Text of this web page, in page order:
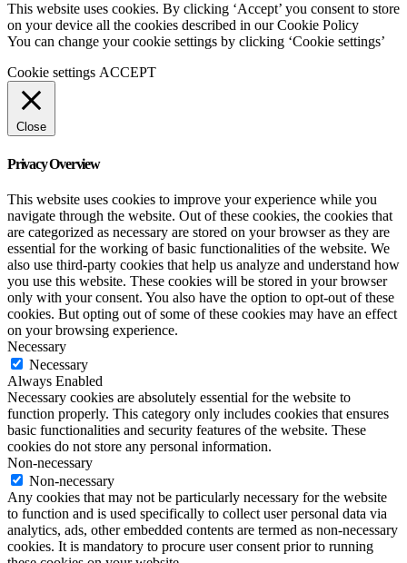
This website uses cookies. By clicking ‘Accept’ you consent to store
on your device all the cookies described in our Cookie Policy
You can change your cookie settings by clicking ‘Cookie settings’
Cookie settings ACCEPT
Close
Privacy Overview
This website uses cookies to improve your experience while you
navigate through the website. Out of these cookies, the cookies that
are categorized as necessary are stored on your browser as they are
essential for the working of basic functionalities of the website. We
also use third-party cookies that help us analyze and understand how
you use this website. These cookies will be stored in your browser
only with your consent. You also have the option to opt-out of these
cookies. But opting out of some of these cookies may have an effect
on your browsing experience.
Necessary
Necessary
Always Enabled
Necessary cookies are absolutely essential for the website to
function properly. This category only includes cookies that ensures
basic functionalities and security features of the website. These
cookies do not store any personal information.
Non-necessary
Non-necessary
Any cookies that may not be particularly necessary for the website
to function and is used specifically to collect user personal data via
analytics, ads, other embedded contents are termed as non-necessary
cookies. It is mandatory to procure user consent prior to running